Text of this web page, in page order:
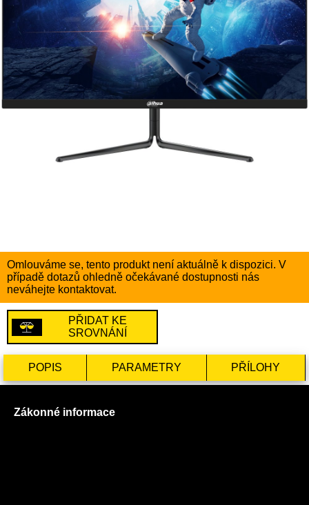
Omlouváme se, tento produkt není aktuálně k dispozici. V
případě dotazů ohledně očekávané dostupnosti nás
neváhejte kontaktovat.
PŘIDAT KE
SROVNÁNÍ
POPIS PARAMETRY PŘÍLOHY
Zákonné informace